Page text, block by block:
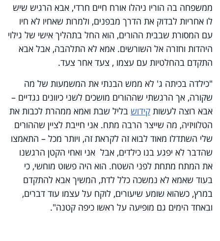
ממשפחה בה הוריו ניהלו אורח חיים חרדי, אבא הרגיש שיש
לו אחריות לבדוק את הדרך מבפנים, ולמרות שאחיו לא חיו
עם המסורת שבבית ההורים, הוא החל בתהליך אישי של גילוי
היהדות וחזרה אל השורשים. אמא לא התלהבה, אבל אבא
התקדם בהחלטיות עם עצמו , צעד אחר צעד.
"כילדה בכיתה ג' לא ממש הבנתי את המשמעות של מה
שקורה, אך הרגשתי שההורים מושכים לשני כיוונים נגדיים –
אבא רוצה לעשות קידוש בליל שבת ואמא ממהרת לכבות את
הטלוויזיה, מה שייצר הרבה מתח. אני חייבת לציין שההורים
שלי השתדלו מאוד לבוא זה לקראת זה, ויותר מכל – התאמצו
שהדבר לא יפגע בנו כילדים, אבל אני ואחי הקטן הרגשנו
את המתח מתחת לפני השטח. הוא היה פשוט מוחשי, כי
בעוד שאמא לא נמשכה כלל לדת, המשיך אבא להתקדם
במרץ, כשהוא שומע שיעורים, לוקח על עצמו עוד דברים,
ובאחד הימים גם מופיעה על ראשו כיפה קטנה".